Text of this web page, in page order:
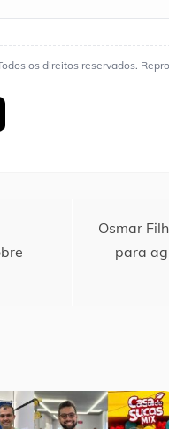
os direitos reservados.
Osmar
para